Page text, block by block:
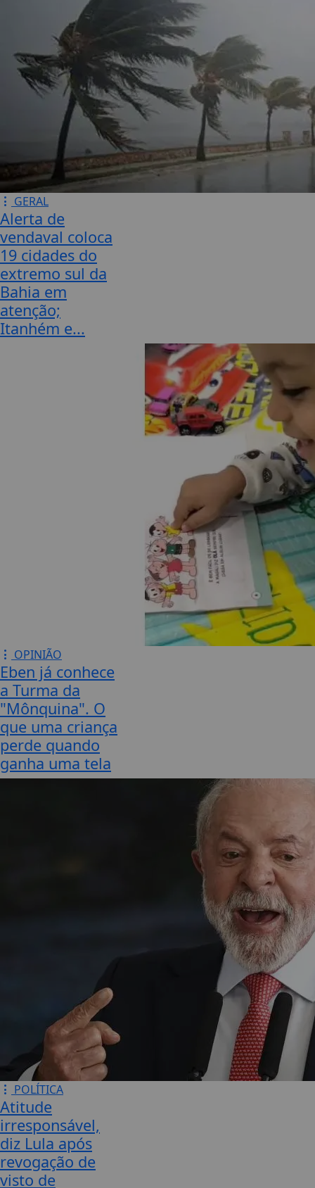
GERAL
Alerta de
vendaval coloca
19 cidades do
extremo sul da
Bahia em
atenção;
Itanhém e...
OPINIÃO
Eben já conhece
a Turma da
"Mônquina". O
que uma criança
perde quando
ganha uma tela
POLÍTICA
Atitude
irresponsável,
diz Lula após
revogação de
visto de